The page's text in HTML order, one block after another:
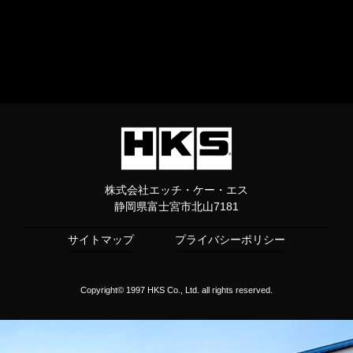
株式会社エッチ・ケー・エス
静岡県富士宮市北山7181
サイトマップ プライバシーポリシー
Copyright© 1997 HKS Co., Ltd. all rights reserved.